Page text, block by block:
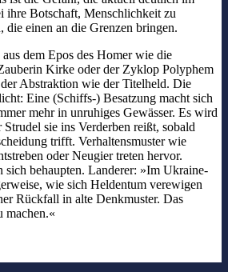
ihre Botschaft, Menschlichkeit zu
die einen an die Grenzen bringen.
dem Epos des Homer wie die
Kirke oder der Zyklop Polyphem
Abstraktion wie der Titelheld. Die
Eine (Schiffs-) Besatzung macht sich
mehr in unruhiges Gewässer. Es wird
sie ins Verderben reißt, sobald
trifft. Verhaltensmuster wie
oder Neugier treten hervor.
sich behaupten. Landerer: »Im Ukraine-
wie sich Heldentum verewigen
Rückfall in alte Denkmuster. Das
machen.«